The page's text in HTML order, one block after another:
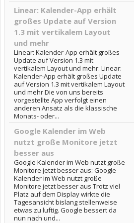
Linear: Kalender-App erhält
großes Update auf Version
1.3 mit vertikalem Layout
und mehr
Linear: Kalender-App erhält großes
Update auf Version 1.3 mit
vertikalem Layout und mehr: Linear:
Kalender-App erhält großes Update
auf Version 1.3 mit vertikalem Layout
und mehr Die von uns bereits
vorgestellte App verfolgt einen
anderen Ansatz als die klassische
Monats- oder...
Google Kalender im Web
nutzt große Monitore jetzt
besser aus
Google Kalender im Web nutzt große
Monitore jetzt besser aus: Google
Kalender im Web nutzt große
Monitore jetzt besser aus Trotz viel
Platz auf dem Display wirkte die
Tagesansicht bislang stellenweise
etwas zu luftig. Google bessert da
nun nach und...